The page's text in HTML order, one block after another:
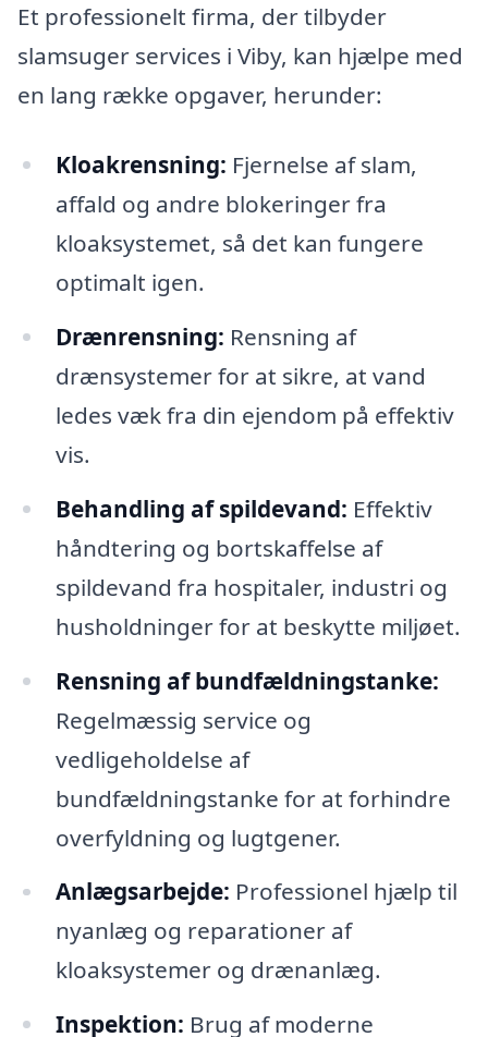
Et professionelt firma, der tilbyder
slamsuger services i Viby, kan hjælpe med
en lang række opgaver, herunder:
Kloakrensning: Fjernelse af slam,
affald og andre blokeringer fra
kloaksystemet, så det kan fungere
optimalt igen.
Drænrensning: Rensning af
drænsystemer for at sikre, at vand
ledes væk fra din ejendom på effektiv
vis.
Behandling af spildevand: Effektiv
håndtering og bortskaffelse af
spildevand fra hospitaler, industri og
husholdninger for at beskytte miljøet.
Rensning af bundfældningstanke:
Regelmæssig service og
vedligeholdelse af
bundfældningstanke for at forhindre
overfyldning og lugtgener.
Anlægsarbejde: Professionel hjælp til
nyanlæg og reparationer af
kloaksystemer og drænanlæg.
Inspektion: Brug af moderne